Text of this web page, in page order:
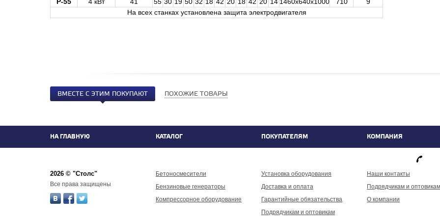
Р-55
4 кВт 41 55 30 19 50 32 18 42 20 18 42 20 14 1460х640х1000 710
9
На всех станках установлена защита электродвигателя
ВМЕСТЕ С ЭТИМ ПОКУПАЮТ ПОХОЖИЕ ТОВАРЫ
НА ГЛАВНУЮ КАТАЛОГ ПОКУПАТЕЛЯМ КОМПАНИЯ
2026 © "Столс"
Все права защищены
Бетоносмесители
Бензиновые генераторы
Компрессорное оборудование
Установка оборудования
Доставка и оплата
Гарантийные обязательства
Подрядчикам и оптовикам
Наши контакты
Подрядчикам и оптовикам
О компании